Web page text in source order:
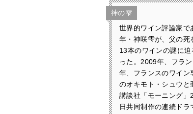
神の雫
世界的ワイン評論家で
年・神咲雫が、父の死
13本のワインの謎に
った。2009年、フラ
年、フランスのワイン
のオキモト・シュウと
講談社「モーニング
日共同制作の連続ドラ